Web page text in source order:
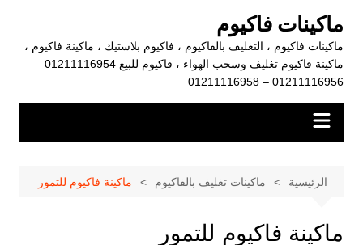
المحتوى
ماكينات فاكيوم
ماكينات فاكيوم ، التغليف بالفاكيوم ، فاكيوم بلاستيك ، ماكينة فاكيوم ،
ماكينة فاكيوم تغليف وسحب الهواء ، فاكيوم للبيع 01211116954 –
01211116956 – 01211116958
الرئيسية ماكينات تغليف بالفاكيوم ماكينة فاكيوم للتمور
ماكينة فاكيوم للتمور